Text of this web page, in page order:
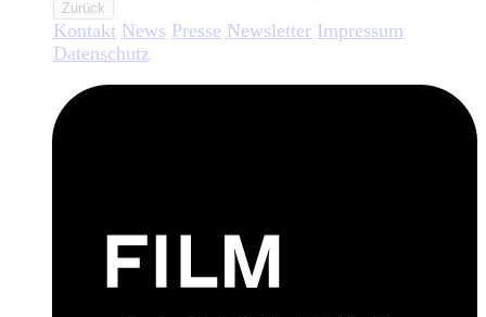
Zurück
Kontakt News Presse Newsletter Impressum
Datenschutz